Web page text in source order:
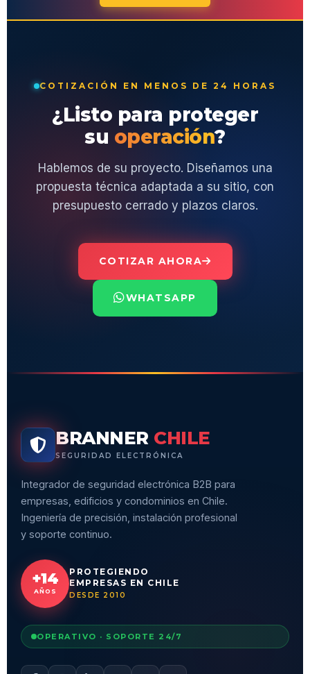
COTIZACIÓN EN MENOS DE 24 HORAS
¿Listo para proteger
su operación?
Hablemos de su proyecto. Diseñamos una
propuesta técnica adaptada a su sitio, con
presupuesto cerrado y plazos claros.
COTIZAR AHORA
WHATSAPP
BRANNER CHILE
SEGURIDAD ELECTRÓNICA
Integrador de seguridad electrónica B2B para
empresas, edificios y condominios en Chile.
Ingeniería de precisión, instalación profesional
y soporte continuo.
+14
AÑOS
PROTEGIENDO
EMPRESAS EN CHILE
DESDE 2010
OPERATIVO · SOPORTE 24/7